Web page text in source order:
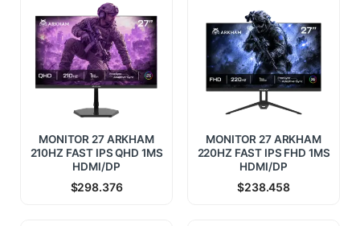
MONITOR 27 ARKHAM
210HZ FAST IPS QHD 1MS
HDMI/DP
$298.376
MONITOR 27 ARKHAM
220HZ FAST IPS FHD 1MS
HDMI/DP
$238.458